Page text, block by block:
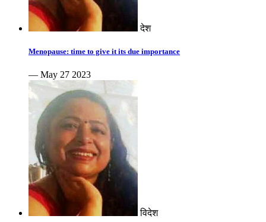
देश
Menopause: time to give it its due importance
— May 27 2023
विदेश